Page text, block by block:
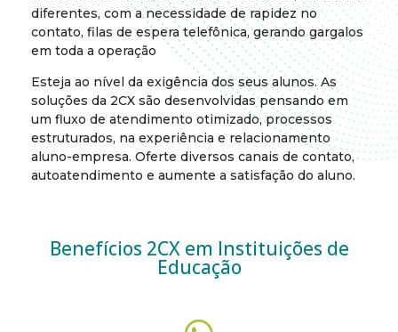
diferentes, com a necessidade de rapidez no
contato, filas de espera telefônica, gerando gargalos
em toda a operação
Esteja ao nível da exigência dos seus alunos. As
soluções da 2CX são desenvolvidas pensando em
um fluxo de atendimento otimizado, processos
estruturados, na experiência e relacionamento
aluno-empresa. Oferte diversos canais de contato,
autoatendimento e aumente a satisfação do aluno.
Benefícios 2CX em Instituições de
Educação